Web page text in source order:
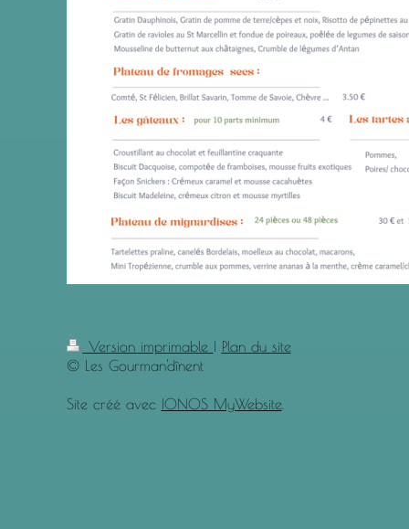
Version imprimable | Plan du site
© Les Gourman'dînent
Site créé avec IONOS MyWebsite.